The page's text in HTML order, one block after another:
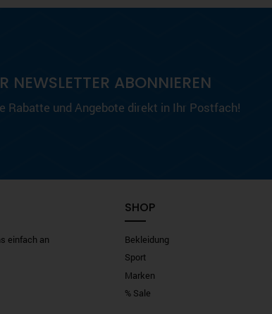
NEWSLETTER ABONNIEREN
Rabatte und Angebote direkt in Ihr Postfach!
einfach an
SHOP
Bekleidung
Sport
Marken
% Sale